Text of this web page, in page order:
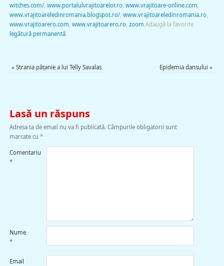
witches.com/, www.portalulvrajitoarelor.ro, www.vrajitoare-online.com
www.vrajitoareledinromania.blogspot.ro/, www.vrajitoareledinromania.ro,
www.vrajitoarero.com www.vrajitoarero.ro, zoom.Adaugă la favorite
legătură permanentă.
« Strania păţanie a lui Telly Savalas Epidemia dansului»
Lasă un răspuns
Adresa ta de email nu va fi publicată. Câmpurile obligatorii sunt
marcate cu *
Comentariu
*
Nume
*
Email